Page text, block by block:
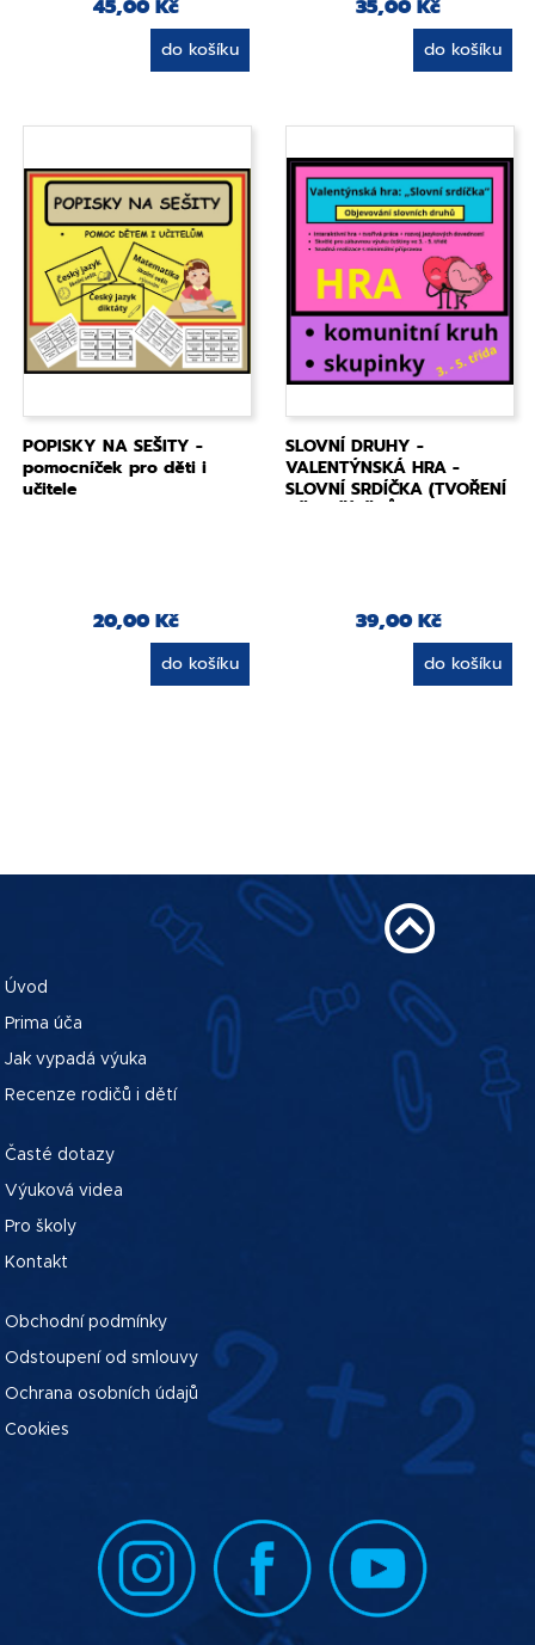
45,00 Kč
do košíku
35,00 Kč
do košíku
POPISKY NA SEŠITY -
pomocníček pro děti i
učitele
20,00 Kč
do košíku
SLOVNÍ DRUHY -
VALENTÝNSKÁ HRA -
SLOVNÍ SRDÍČKA (TVOŘENÍ
39,00 Kč
do košíku
Úvod
Prima úča
Jak vypadá výuka
Recenze rodičů i dětí
Časté dotazy
Výuková videa
Pro školy
Kontakt
Obchodní podmínky
Odstoupení od smlouvy
Ochrana osobních údajů
Cookies